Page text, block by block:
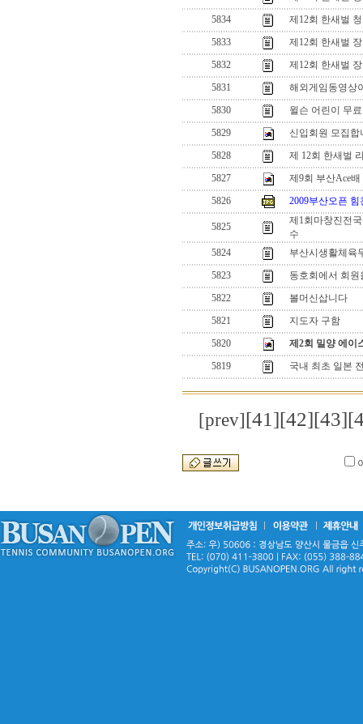
5834
제12회 한새벌
5833
제12회 한새벌
5832
제12회 한새벌
5831
해외게임동영상
5830
윌슨 어린이 무
5829
신입회원 모집합
5828
제 12회 한새벌
5827
제9회 부산Ace
5826
2009부산오픈
5825
제1회마창진전
수
5824
부산시생활체육
5823
동호회에서 회
5822
볼머신삽니다
5821
지도자 구함
5820
제2회 밀양 에이
5819
국내 최초 일본
[prev][41][42][43]